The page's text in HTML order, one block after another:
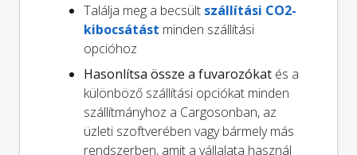
Találja meg a becsült szállítási CO2-
kibocsátást minden szállítási
opcióhoz
Hasonlítsa össze a fuvarozókat és a
különböző szállítási opciókat minden
szállítmányhoz a Cargosonban, az
üzleti szoftverében vagy bármely más
rendszerben, amit a vállalata használ